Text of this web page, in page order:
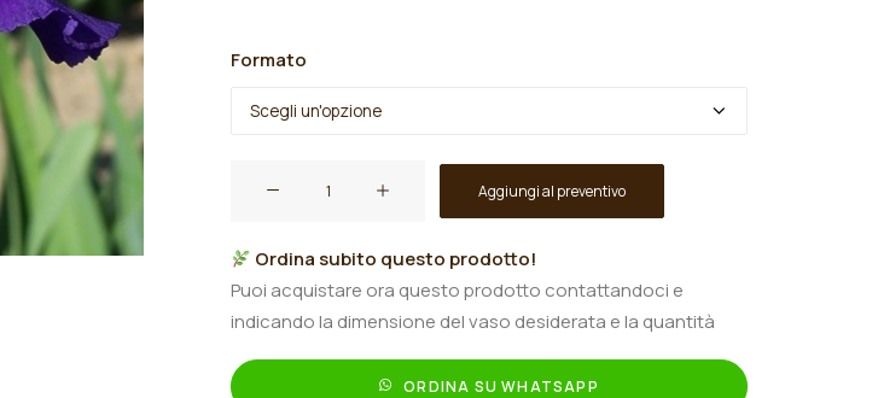
Formato
quantità
Aggiungi al preventivo
Ordina subito questo prodotto!
Puoi acquistare ora questo prodotto contattandoci e
indicando la dimensione del vaso desiderata e la quantità
ORDINA SU WHATSAPP